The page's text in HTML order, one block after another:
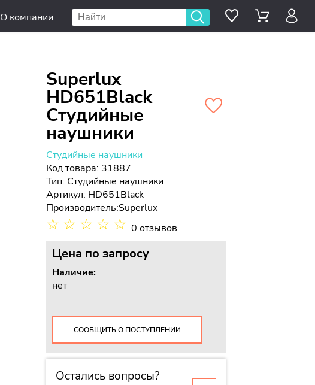
О компании
Superlux
HD651Black
Студийные
наушники
Студийные наушники
Код товара: 31887
Тип: Студийные наушники
Артикул: HD651Black
Производитель:Superlux
☆ ☆ ☆ ☆ ☆ 0 отзывов
Цена по запросу
Наличие:
нет
СООБЩИТЬ О ПОСТУПЛЕНИИ
Остались вопросы?